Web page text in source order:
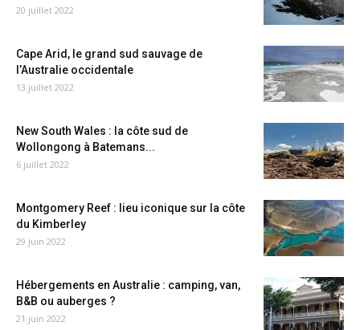
20 juillet 2022
Cape Arid, le grand sud sauvage de
l’Australie occidentale
13 juillet 2022
New South Wales : la côte sud de
Wollongong à Batemans...
6 juillet 2022
Montgomery Reef : lieu iconique sur la côte
du Kimberley
29 juin 2022
Hébergements en Australie : camping, van,
B&B ou auberges ?
21 juin 2022